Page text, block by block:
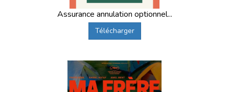
Assurance annulation optionnel...
Télécharger